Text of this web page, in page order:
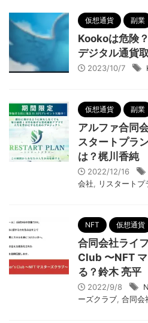
仮想通貨 副業
Kookoは危険
デジタル通貨
2023/10/7
仮想通貨 副業
アルファ合同
スタートプラ
は？梶川香純
2022/12/16
会社
リスタートプ
NFT 仮想通貨
合同会社ライ
Club 〜NFT
る？鈴木 亮平
2022/9/8
ーズクラブ 合同会